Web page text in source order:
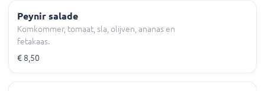
Peynir salade
Komkommer, tomaat, sla, olijven, ananas en
fetakaas.
€ 8,50